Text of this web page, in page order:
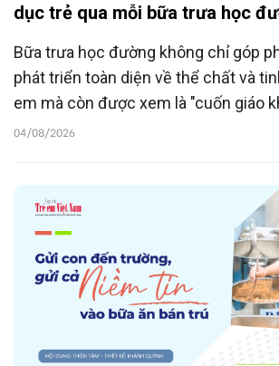
dục trẻ qua mỗi bữa trưa học
Bữa trưa học đường không chỉ góp
phát triển toàn diện về thể chất và
em mà còn được xem là "cuốn giáo
học sinh hiểu hơn về văn hóa ẩm
dùng thực phẩm.
04/08/2026